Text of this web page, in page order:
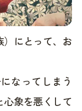
）にとって、お
なってしまう
心象を悪くして